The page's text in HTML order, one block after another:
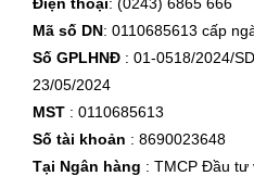
Mã số DN: 0110685613 cấp
Số GPLHNĐ : 01-0518/2024/
23/05/2024
MST : 0110685613
Số tài khoản : 8690023648
Tại Ngân hàng : TMCP Đầu tư